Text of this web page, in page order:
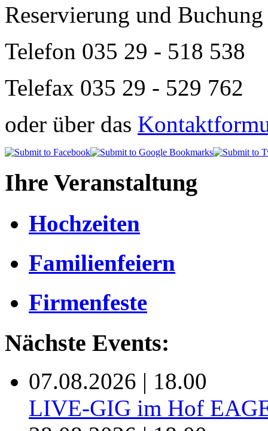
Reservierung und
Telefon 035 29 - 518 538
Telefax 035 29 - 529 762
oder über das
Ihre Veranstaltung
Hochzeiten
Familienfeiern
Firmenfeste
Nächste Events:
07.08.2026 | 18.00
LIVE-GIG im Hof